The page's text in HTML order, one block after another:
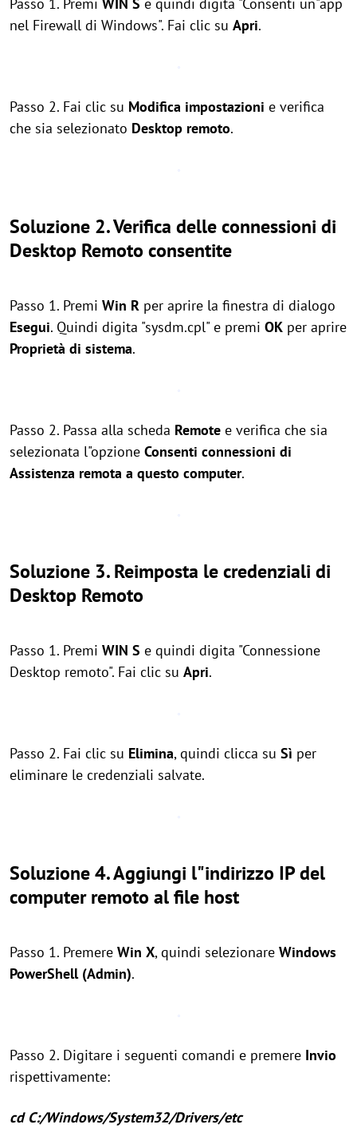
nel Firewall di Windows". Fai clic su Apri.
Passo 2. Fai clic su Modifica impostazioni e verifica
che sia selezionato Desktop remoto.
Soluzione 2. Verifica delle connessioni di
Desktop Remoto consentite
Passo 1. Premi Win R per aprire la finestra di dialogo
Esegui. Quindi digita "sysdm.cpl" e premi OK per aprire
Proprietà di sistema.
Passo 2. Passa alla scheda Remote e verifica che sia
selezionata l"opzione Consenti connessioni di
Assistenza remota a questo computer.
Soluzione 3. Reimposta le credenziali di
Desktop Remoto
Passo 1. Premi WIN S e quindi digita "Connessione
Desktop remoto". Fai clic su Apri.
Passo 2. Fai clic su Elimina, quindi clicca su Sì per
eliminare le credenziali salvate.
Soluzione 4. Aggiungi l"indirizzo IP del
computer remoto al file host
Passo 1. Premere Win X, quindi selezionare Windows
PowerShell (Admin).
Passo 2. Digitare i seguenti comandi e premere Invio
rispettivamente:
cd C:/Windows/System32/Drivers/etc